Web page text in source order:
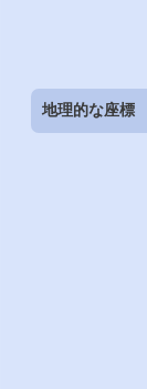
地理的な座標